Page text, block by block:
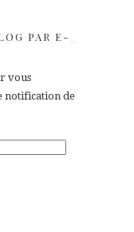
PAR E-
vous
notification de